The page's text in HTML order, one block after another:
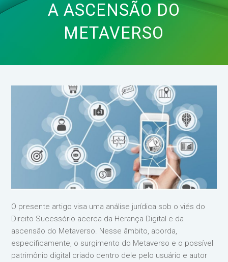
A ASCENSÃO DO
METAVERSO
O presente artigo visa uma análise jurídica sob o viés do
Direito Sucessório acerca da Herança Digital e da
ascensão do Metaverso. Nesse âmbito, aborda,
especificamente, o surgimento do Metaverso e o possível
patrimônio digital criado dentro dele pelo usuário e autor